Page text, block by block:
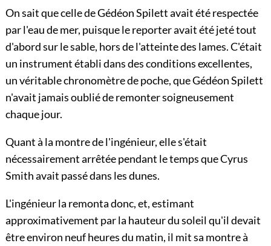
On sait que celle de Gédéon Spilett avait été respectée
par l'eau de mer, puisque le reporter avait été jeté tout
d'abord sur le sable, hors de l'atteinte des lames. C'était
un instrument établi dans des conditions excellentes,
un véritable chronomètre de poche, que Gédéon Spilett
n'avait jamais oublié de remonter soigneusement
chaque jour.
Quant à la montre de l'ingénieur, elle s'était
nécessairement arrêtée pendant le temps que Cyrus
Smith avait passé dans les dunes.
L'ingénieur la remonta donc, et, estimant
approximativement par la hauteur du soleil qu'il devait
être environ neuf heures du matin, il mit sa montre à